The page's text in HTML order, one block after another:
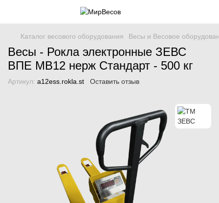
Каталог весового оборудования Весы и Весовое
Весы - Рокла электронные ЗЕВС
ВПЕ МВ12 нерж Стандарт - 500 кг
Артикул: a12ess.rokla.st Оставить отзыв